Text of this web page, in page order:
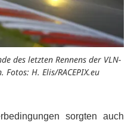
des letzten Rennens der VLN-
H. Elis/RACEPIX.eu
sorgten auch